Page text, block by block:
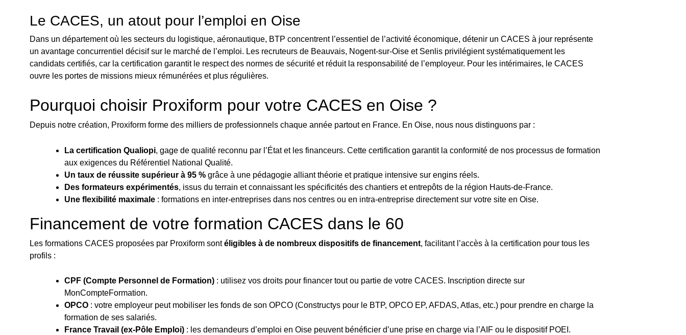
Le CACES, un atout pour l’emploi en Oise
Dans un département où les secteurs du logistique, aéronautique, BTP concentrent l’essentiel de l’activité économique, détenir un CACES à jour représente
un avantage concurrentiel décisif sur le marché de l’emploi. Les recruteurs de Beauvais, Nogent-sur-Oise et Senlis privilégient systématiquement les
candidats certifiés, car la certification garantit le respect des normes de sécurité et réduit la responsabilité de l’employeur. Pour les intérimaires, le CACES
ouvre les portes de missions mieux rémunérées et plus régulières.
Pourquoi choisir Proxiform pour votre CACES en Oise ?
Depuis notre création, Proxiform forme des milliers de professionnels chaque année partout en France. En Oise, nous nous distinguons par :
La certification Qualiopi, gage de qualité reconnu par l’État et les financeurs. Cette certification garantit la conformité de nos processus de formation
aux exigences du Référentiel National Qualité.
Un taux de réussite supérieur à 95 % grâce à une pédagogie alliant théorie et pratique intensive sur engins réels.
Des formateurs expérimentés, issus du terrain et connaissant les spécificités des chantiers et entrepôts de la région Hauts-de-France.
Une flexibilité maximale : formations en inter-entreprises dans nos centres ou en intra-entreprise directement sur votre site en Oise.
Financement de votre formation CACES dans le 60
Les formations CACES proposées par Proxiform sontéligibles à de nombreux dispositifs de financement, facilitant l’accès à la certification pour tous les
profils :
CPF (Compte Personnel de Formation) : utilisez vos droits pour financer tout ou partie de votre CACES. Inscription directe sur
MonCompteFormation.
OPCO : votre employeur peut mobiliser les fonds de son OPCO (Constructys pour le BTP, OPCO EP, AFDAS, Atlas, etc.) pour prendre en charge la
formation de ses salariés.
France Travail (ex-Pôle Emploi) : les demandeurs d’emploi en Oise peuvent bénéficier d’une prise en charge via l’AIF ou le dispositif POEI.